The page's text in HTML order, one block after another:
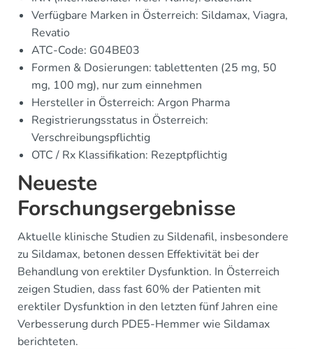
Verfügbare Marken in Österreich: Sildamax, Viagra,
Revatio
ATC-Code: G04BE03
Formen & Dosierungen: tablettenten (25 mg, 50
mg, 100 mg), nur zum einnehmen
Hersteller in Österreich: Argon Pharma
Registrierungsstatus in Österreich:
Verschreibungspflichtig
OTC / Rx Klassifikation: Rezeptpflichtig
Neueste
Forschungsergebnisse
Aktuelle klinische Studien zu Sildenafil, insbesondere
zu Sildamax, betonen dessen Effektivität bei der
Behandlung von erektiler Dysfunktion. In Österreich
zeigen Studien, dass fast 60% der Patienten mit
erektiler Dysfunktion in den letzten fünf Jahren eine
Verbesserung durch PDE5-Hemmer wie Sildamax
berichteten.